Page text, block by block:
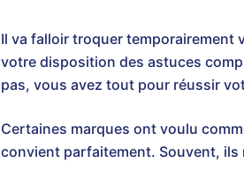
Il va falloir troquer temporairement
votre disposition des astuces
pas, vous avez tout pour réussir
Certaines marques ont voulu
convient parfaitement. Souvent,